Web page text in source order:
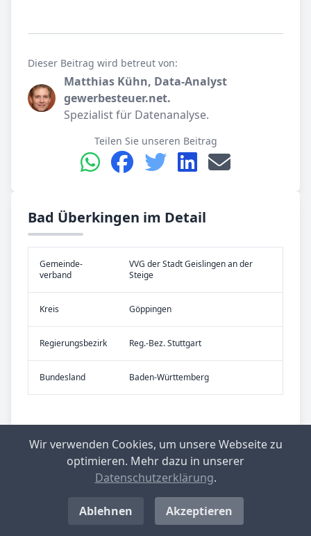
Dieser Beitrag wird betreut von:
Matthias Kühn, Data-Analyst
gewerbesteuer.net.
Spezialist für Datenanalyse.
Teilen Sie unseren Beitrag
Bad Überkingen im Detail
Gemeinde­
verband
VVG der Stadt Geislingen an der
Steige
Kreis Göppingen
Re­gier­ungs­bezirk Reg.-Bez. Stuttgart
Bundes­land Baden-Württemberg
Wir verwenden Cookies, um unsere Webseite zu
optimieren. Mehr dazu in unserer
Datenschutzerklärung.
Ablehnen Akzeptieren